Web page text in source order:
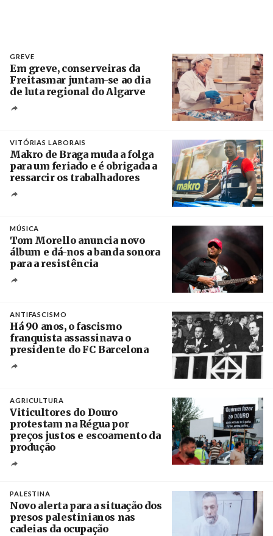
GREVE
Em greve, conserveiras da
Freitasmar juntam-se ao dia
de luta regional do Algarve
VITÓRIAS LABORAIS
Makro de Braga muda a folga
para um feriado e é obrigada a
ressarcir os trabalhadores
MÚSICA
Tom Morello anuncia novo
álbum e dá-nos a banda sonora
para a resistência
ANTIFASCISMO
Há 90 anos, o fascismo
franquista assassinava o
presidente do FC Barcelona
AGRICULTURA
Viticultores do Douro
protestam na Régua por
preços justos e escoamento da
produção
PALESTINA
Novo alerta para a situação dos
presos palestinianos nas
cadeias da ocupação